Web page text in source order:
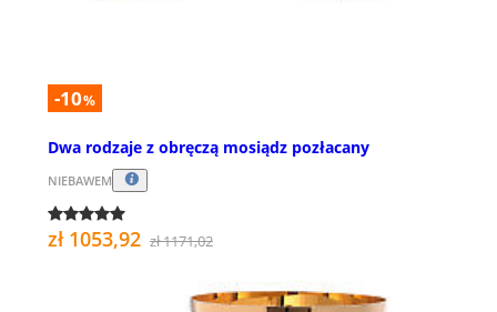
-10%
Dwa rodzaje z obręczą mosiądz pozłacany
NIEBAWEM
zł 1053,92 zł 1171,02